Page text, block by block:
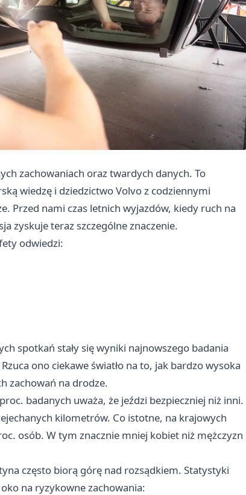
zachowaniach oraz twardych danych. To
wiedzę i dziedzictwo Volvo z codziennymi
Przed nami czas letnich wyjazdów, kiedy ruch na
zyskuje teraz szczególne znaczenie.
odwiedzi:
spotkań stały się wyniki najnowszego badania
ono ciekawe światło na to, jak bardzo wysoka
zachowań na drodze.
badanych uważa, że jeździ bezpieczniej niż inni.
kilometrów. Co istotne, na krajowych
osób. W tym znacznie mniej kobiet niż mężczyzn
często biorą górę nad rozsądkiem. Statystyki
na ryzykowne zachowania: